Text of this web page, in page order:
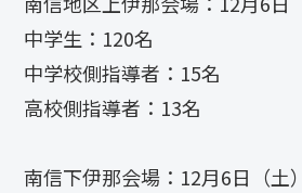
中学生：120名
中学校側指導者：15名
高校側指導者：13名
南信下伊那会場：12月6日（土）